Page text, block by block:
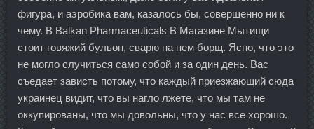
фигура, и аэробика вам, казалось бы, совершенно ни к
чему. В Balkan Pharmaceuticals В Магазине Мытищи
стоит говяжий бульон, сварю на нем борщ. Ясно, что это
не могло случиться само собой и за один день. Вас
съедает зависть потому, что каждый приезжающий сюда
украинец видит, что вы нагло лжете, что мы там не
оккупированы, что мы довольны, что у нас все хорошо.